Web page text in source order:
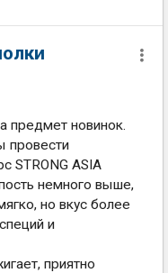
предмет новинок.
провести
STRONG ASIA
немного выше,
но вкус более
и
приятно